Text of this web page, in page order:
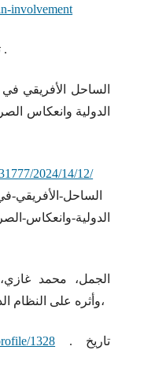
involvement
تاريخ أخر زيارة . 13 / 12 / 2925 .
الدولية وانعكاس
2024/14/12/
الدولية-وانعكاس-
وأثره على النظام الدولي، مركز الجزيرة للدراسات،
1328 . تاريخ